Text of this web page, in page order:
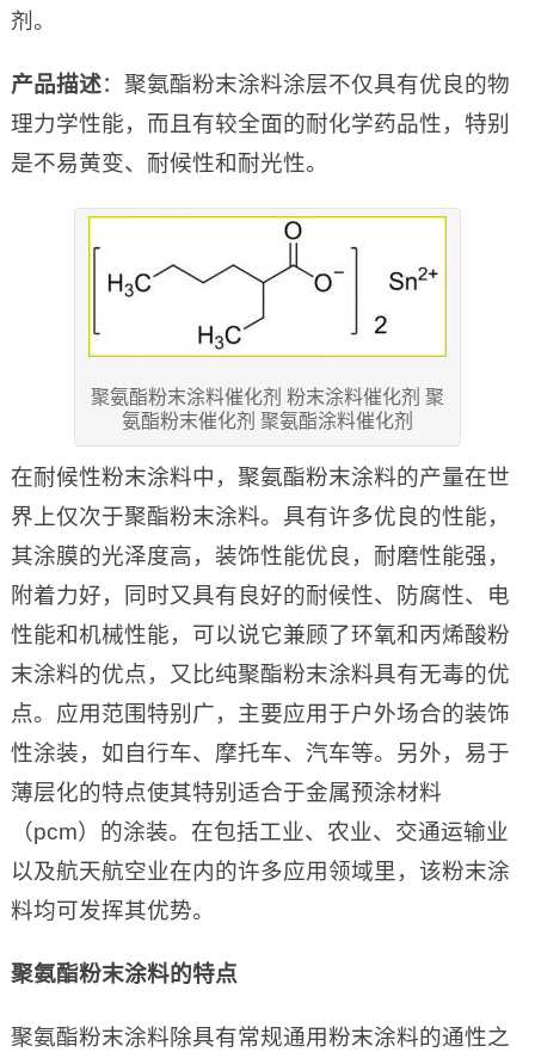
剂。
产品描述：聚氨酯粉末涂料涂层不仅具有优良的物
理力学性能，而且有较全面的耐化学药品性，特别
是不易黄变、耐候性和耐光性。
聚氨酯粉末涂料催化剂 粉末涂料催化剂 聚
氨酯粉末催化剂 聚氨酯涂料催化剂
在耐候性粉末涂料中，聚氨酯粉末涂料的产量在世
界上仅次于聚酯粉末涂料。具有许多优良的性能，
其涂膜的光泽度高，装饰性能优良，耐磨性能强，
附着力好，同时又具有良好的耐候性、防腐性、电
性能和机械性能，可以说它兼顾了环氧和丙烯酸粉
末涂料的优点，又比纯聚酯粉末涂料具有无毒的优
点。应用范围特别广，主要应用于户外场合的装饰
性涂装，如自行车、摩托车、汽车等。另外，易于
薄层化的特点使其特别适合于金属预涂材料
（pcm）的涂装。在包括工业、农业、交通运输业
以及航天航空业在内的许多应用领域里，该粉末涂
料均可发挥其优势。
聚氨酯粉末涂料的特点
聚氨酯粉末涂料除具有常规通用粉末涂料的通性之